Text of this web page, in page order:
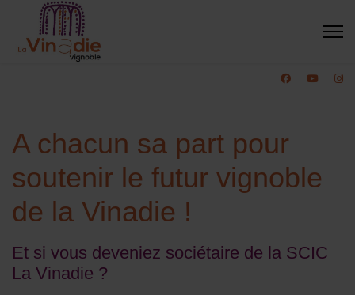
A chacun sa part pour
soutenir le futur vignoble
de la Vinadie !
Et si vous deveniez sociétaire de la SCIC
La Vinadie ?